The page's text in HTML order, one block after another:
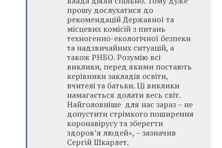
прошу дослухатися до
рекомендацій Державної та
місцевих комісій з питань
техногенно-екологічної безпеки
та надзвичайних ситуацій, а
також РНБО. Розумію всі
виклики, перед якими постають
керівники закладів освіти,
вчителі та батьки. Ці виклики
намагається долати весь світ.
Найголовніше для нас зараз – не
допустити стрімкого поширення
коронавірусу та зберегти
здоров’я людей», – зазначив
Сергій Шкарлет.